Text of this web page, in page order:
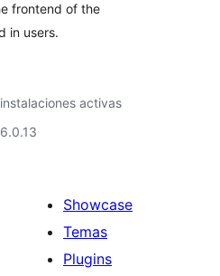
frontend of the
in users.
activas
Showcase
Temas
Plugins